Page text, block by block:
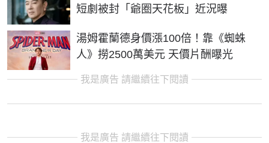
短劇被封「爺圈天花板」近況曝
湯姆霍蘭德身價漲100倍！靠《蜘蛛
人》撈2500萬美元 天價片酬曝光
我是廣告 請繼續往下閱讀
我是廣告 請繼續往下閱讀